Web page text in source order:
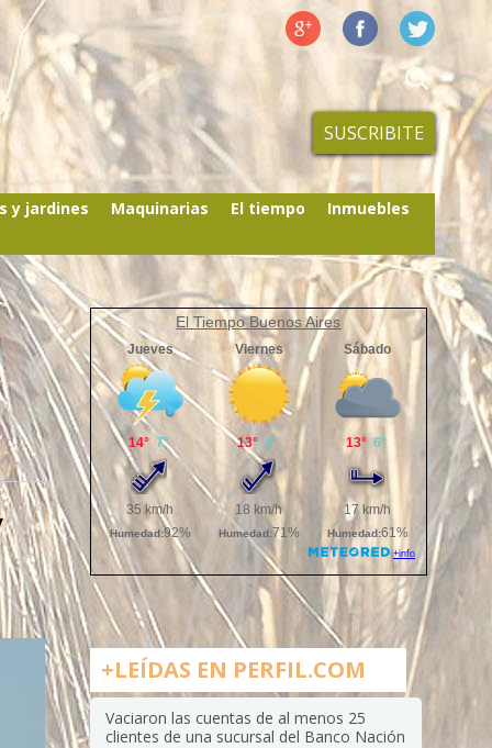
SUSCRIBITE
y jardines Maquinarias El tiempo Inmuebles
El Tiempo Buenos Aires
+LEÍDAS EN PERFIL.COM
Vaciaron las cuentas de al menos 25
clientes de una sucursal del Banco Nación